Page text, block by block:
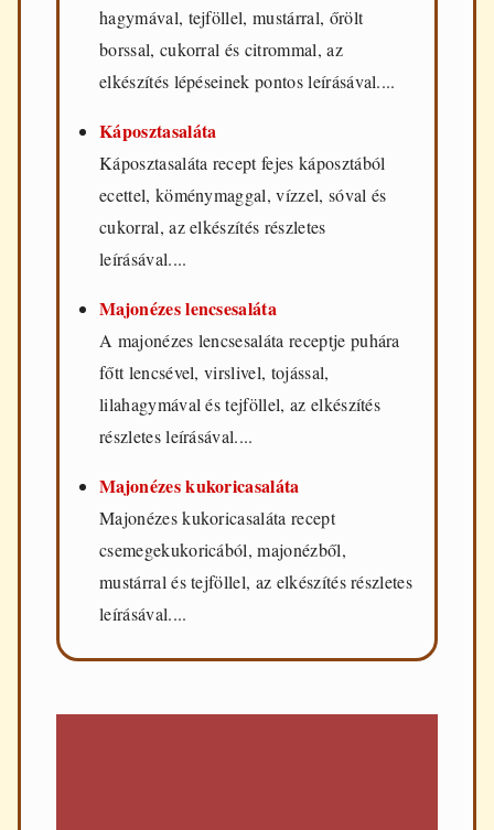
hagymával, tejföllel, mustárral, őrölt
borssal, cukorral és citrommal, az
elkészítés lépéseinek pontos leírásával....
Káposztasaláta
Káposztasaláta recept fejes káposztából
ecettel, köménymaggal, vízzel, sóval és
cukorral, az elkészítés részletes
leírásával....
Majonézes lencsesaláta
A majonézes lencsesaláta receptje puhára
főtt lencsével, virslivel, tojással,
lilahagymával és tejföllel, az elkészítés
részletes leírásával....
Majonézes kukoricasaláta
Majonézes kukoricasaláta recept
csemegekukoricából, majonézből,
mustárral és tejföllel, az elkészítés részletes
leírásával....